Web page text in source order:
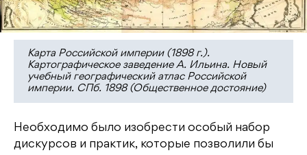
Карта Российской империи (1898 г.).
Картографическое заведение А. Ильина. Новый
учебный географический атлас Российской
империи. СПб. 1898 (Общественное достояние)
Необходимо было изобрести особый набор
дискурсов и практик, которые позволили бы